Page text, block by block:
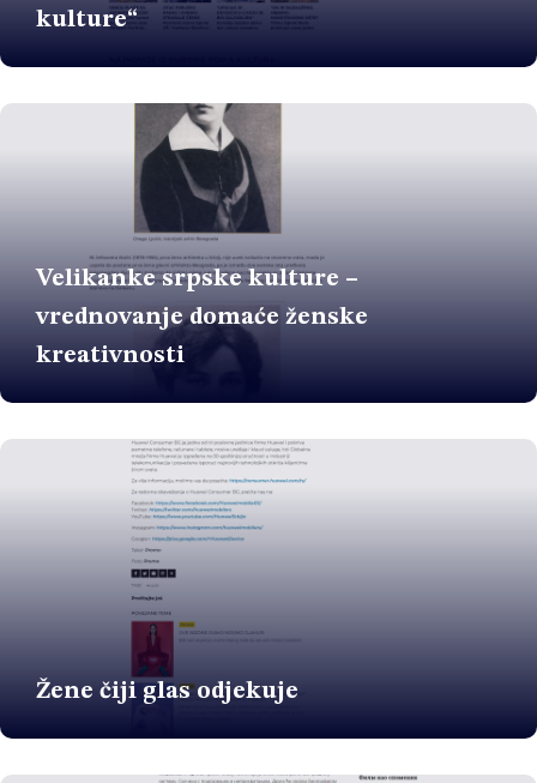
kulture“
Velikanke srpske kulture –
vrednovanje domaće ženske
kreativnosti
Žene čiji glas odjekuje